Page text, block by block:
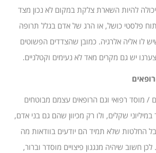
יכולה להיות השארת צלקת במקום לא נכון מצד
פלסטי כושל, או הרג של אדם בגלל תרופה
לו אליה אלרגיה. כמובן שהצדדים הפשוטים
יש גם מקרים מאד לא נעימים וקטלניים.
/ מוסד רפואי וגם הרופאים עצמם מבוטחים
שקלים, ולו רק מכיוון שהם גם בני אדם,
החלטות שלא תמיד הם יודעים בוודאות מה
חשוב שיהיה מנגנון פיצויים מוסדר וברור,